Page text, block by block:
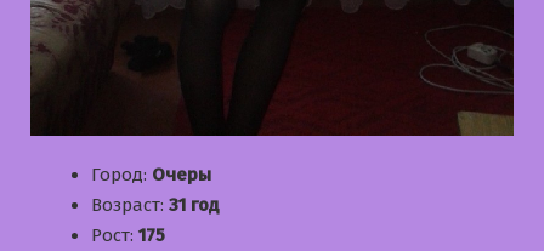
Город: Очеры
Возраст: 31 год
Рост: 175